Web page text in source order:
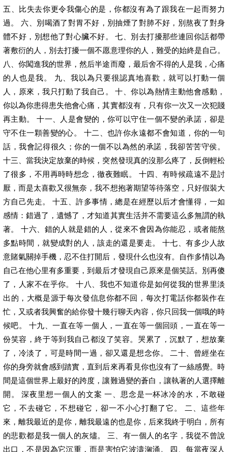
五、比失去你更令我傷心的是，你都沒有為了跟我在一起而努力
過。 六、別喝酒了對胃不好，別抽煙了對肺不好，別熬夜了對身
體不好，別想他了對心臟不好。 七、別去打擾那些連回你話都帶
著敷衍的人，別去打擾一個不愿意理你的人，難受的始終是自己。
八、你闖進我的世界，然后半途而廢，最后舍不得的人是我，心痛
的人也是我。 九、我以為只要很認真地喜歡，就可以打動一個
人，原來，我只打動了我自己。 十、你以為熱情主動他會感動，
你以為你患得患失他會心痛，其實都沒有，只有你一次又一次犯賤
再主動。 十一、人是會變的，你可以守住一個不變的承諾，卻是
守不住一顆善變的心。 十二、也許你永遠都不會知道，你的一句
話，我會記得很久；你的一個不以為然的承諾，我卻苦苦守侯。
十三、當我決定放棄的時候，突然發現真的沒那么疼了，反倒輕松
了很多，不用再時時想念，徹夜難眠。 十四、有時候疏遠不是討
厭，而是太喜歡又很無奈，我不想抱著期望等待落空，只好假裝大
方自己先走。 十五、許多事情，總是在經歷以后才會懂得，一如
感情：錯過了，遺憾了，才知道其實生活并不需要這么多無謂的執
著。 十六、錯的人就是錯的人，從來不會因為你能忍，或者能熬
多點時間，就變成對的人，該走的還是要走。 十七、有多少人故
意賭氣關掉手機，忍不住打開后，發現什么也沒有。自作多情以為
自己在他心里有多重要，到最后才發現自己原來是個笑話。別再傻
了，人家不在乎你。 十八、我也不知道你是如何從我的世界里淡
出的，大概是源于每次發信息你都不回，每次打電話你都裝作在
忙，又或者我興奮的給你發十幾行聊天內容，你只回我一個哦的時
候吧。 十九、一直在等一個人，一直在等一個回頭，一直在等一
份笑容，終于等到我自己都沒了笑容。哭累了，沉默了，想放棄
了，冷淡了，可是時間一過，卻又還是想念你。 二十、曾經坐在
你的身旁就會感到踏實，直到后來再看見你也沒有了一絲感覺。時
間是這個世界上最好的跨度，讓難過變的蒼白，讓執著的人選擇離
開。 深夜里想一個人的文案 一、思念是一杯冰冷的水，不敢碰
它，不去碰它，不想碰它，卻一不小心打翻了它。 二、這些年
來，離我最近的是你，離我最遠的也是你，后來我終于明白，所有
的悲歡都是我一個人的灰燼。 三、有一個人的名字，我從不曾說
出口，不是因為它沉重，而是害怕它波濤洶涌。 四、每當夜深人